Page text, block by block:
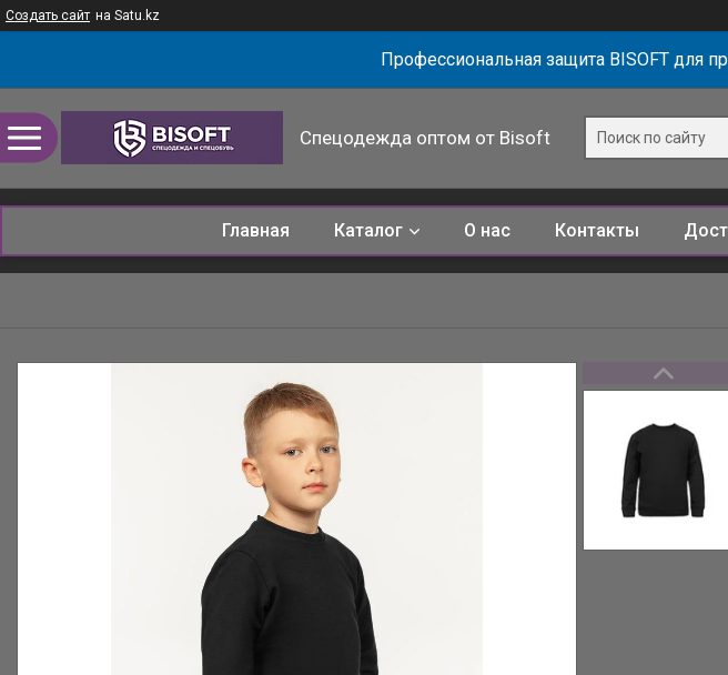
Создать сайт на Satu.kz
Профессиональная защита BISOFT для
Спецодежда оптом от Bisoft
Главная Каталог О нас Контакты